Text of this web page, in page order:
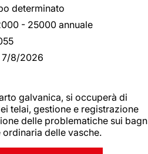
determinato
- 25000 annuale
7/8/2026
galvanica, si occuperà di
telai, gestione e registrazione
delle problematiche sui
delle vasche.